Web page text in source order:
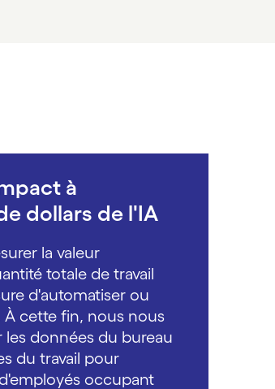
à
dollars de l'IA
la valeur
totale de travail
d'automatiser ou
À cette fin, nous nous
données du bureau
du travail pour
occupant